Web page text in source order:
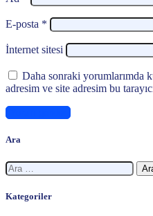
E-posta *
İnternet sitesi
Daha sonraki yorumlarımda
adresim ve site adresim bu
Ara
Arama:
Kategoriler